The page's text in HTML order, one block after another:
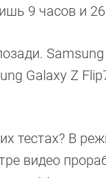
9 часов и
Galaxy Z
тестах? В
видео